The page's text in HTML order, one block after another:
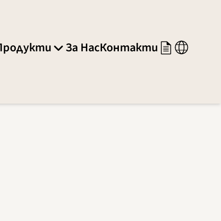
За НасКонтакти